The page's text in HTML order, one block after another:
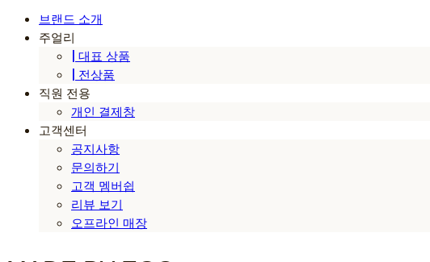
브랜드 소개
주얼리
| 대표 상품
| 전상품
직원 전용
개인 결제창
고객센터
공지사항
문의하기
고객 멤버쉽
리뷰 보기
오프라인 매장